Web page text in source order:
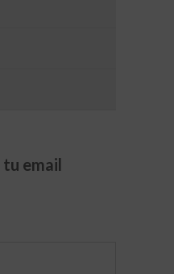
tu email